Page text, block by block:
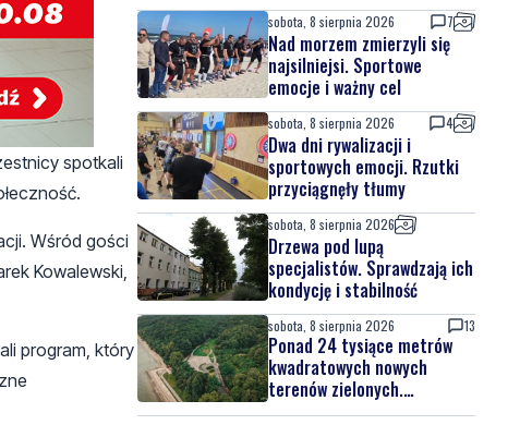
spotkali
Wśród gości
Kowalewski,
program, który
sobota, 8 sierpnia 2026 7
Nad morzem zmierzyli się
najsilniejsi. Sportowe
emocje i ważny cel
sobota, 8 sierpnia 2026 4
Dwa dni rywalizacji i
sportowych emocji. Rzutki
przyciągnęły tłumy
sobota, 8 sierpnia 2026
Drzewa pod lupą
specjalistów. Sprawdzają ich
kondycję i stabilność
sobota, 8 sierpnia 2026 13
Ponad 24 tysiące metrów
kwadratowych nowych
terenów zielonych.
Powstanie nowa przestrzeń